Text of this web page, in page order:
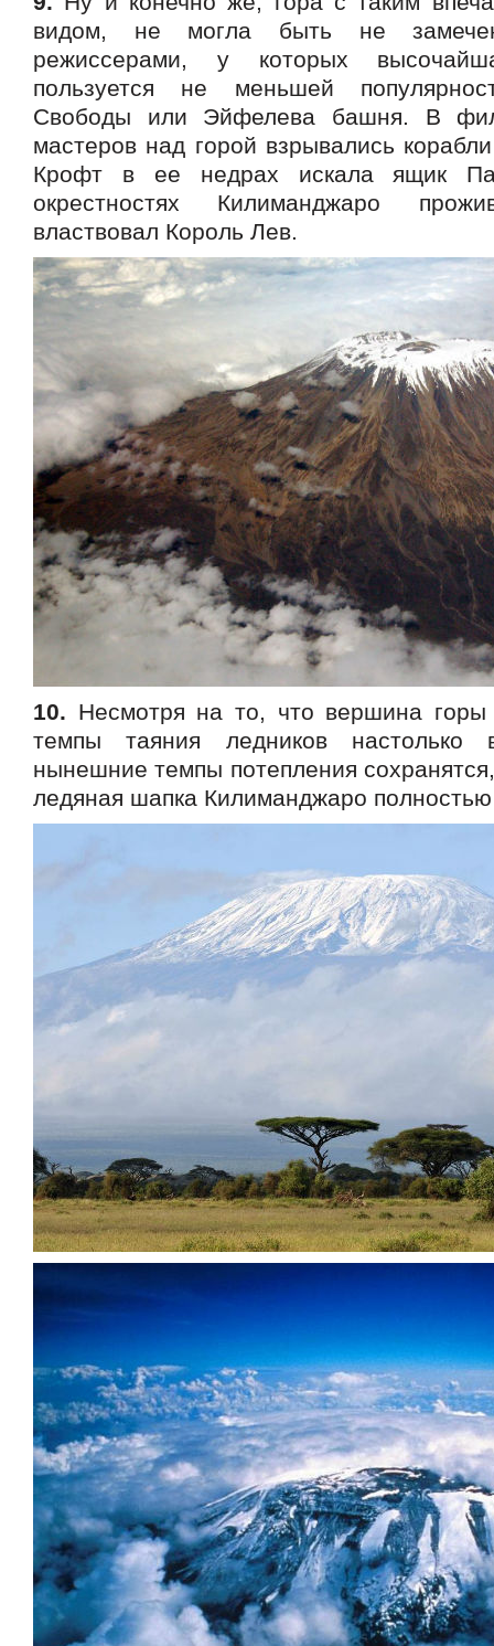
видом, не могла быть не
режиссерами, у которых
пользуется не меньшей
Свободы или Эйфелева башня. В
мастеров над горой взрывались
Крофт в ее недрах искала ящик
окрестностях Килиманджаро
властвовал Король Лев.
10. Несмотря на то, что вершина горы
темпы таяния ледников настолько
нынешние темпы потепления
ледяная шапка Килиманджаро полностью